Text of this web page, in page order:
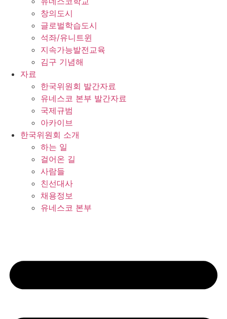
창의도시
글로벌학습도시
석좌/유니트윈
지속가능발전교육
김구 기념해
자료
한국위원회 발간자료
유네스코 본부 발간자료
국제규범
아카이브
한국위원회 소개
하는 일
걸어온 길
사람들
친선대사
채용정보
유네스코 본부